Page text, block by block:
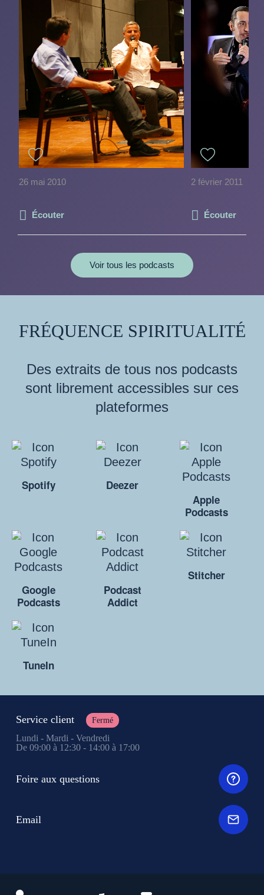
26 mai 2010
Écouter
2 février 2011
Écouter
Voir tous les podcasts
FRÉQUENCE SPIRITUALITÉ
Des extraits de tous nos podcasts
sont librement accessibles sur ces
plateformes
Spotify
Deezer
Apple
Podcasts
Google
Podcasts
Podcast
Addict
Stitcher
TuneIn
Service client Fermé
Lundi - Mardi - Vendredi
De 09:00 à 12:30 - 14:00 à 17:00
Foire aux questions
Email